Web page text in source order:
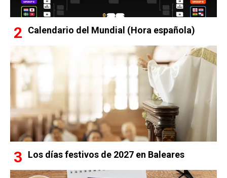
Calendario del Mundial (Hora española)
Los días festivos de 2027 en Baleares